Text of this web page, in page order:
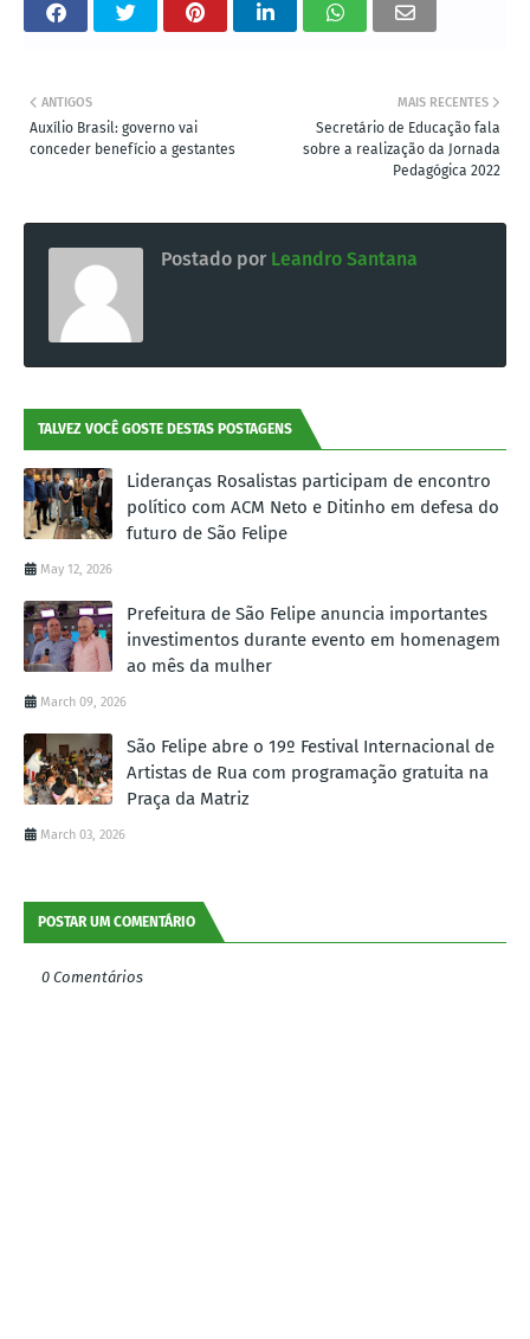
MAIS RECENTES
Secretário de Educação fala
sobre a realização da Jornada
Pedagógica 2022
ANTIGOS
Auxílio Brasil: governo vai
conceder benefício a gestantes
Postado por Leandro Santana
TALVEZ VOCÊ GOSTE DESTAS POSTAGENS
Lideranças Rosalistas participam de encontro
político com ACM Neto e Ditinho em defesa do
futuro de São Felipe
May 12, 2026
Prefeitura de São Felipe anuncia importantes
investimentos durante evento em homenagem
ao mês da mulher
March 09, 2026
São Felipe abre o 19º Festival Internacional de
Artistas de Rua com programação gratuita na
Praça da Matriz
March 03, 2026
POSTAR UM COMENTÁRIO
0 Comentários